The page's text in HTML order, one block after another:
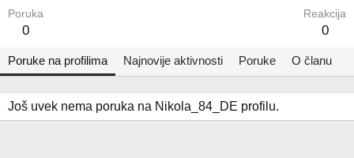
Poruka
0
Reakcija
0
Poruke na profilima Najnovije aktivnosti Poruke O članu
Još uvek nema poruka na Nikola_84_DE profilu.